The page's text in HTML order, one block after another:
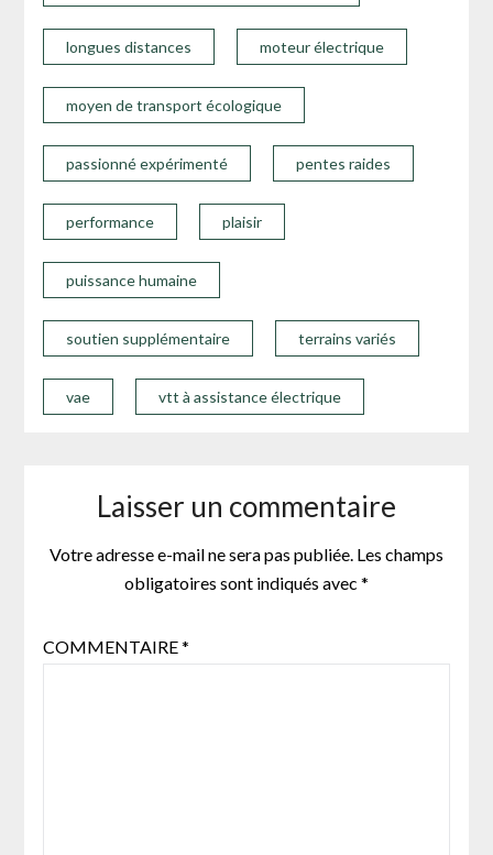
longues distances moteur électrique
moyen de transport écologique
passionné expérimenté pentes raides
performance plaisir
puissance humaine
soutien supplémentaire terrains variés
vae vtt à assistance électrique
Laisser un commentaire
Votre adresse e-mail ne sera pas publiée. Les champs
obligatoires sont indiqués avec *
COMMENTAIRE*